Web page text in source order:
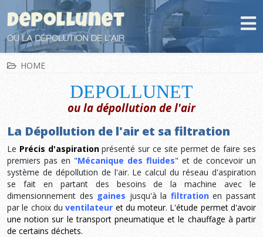
HOME
DEPOLLUNET
ou la dépollution de l'air
La Dépollution de l'air et sa filtration
Le Précis d'aspirationprésenté sur ce site permet de faire ses
premiers pas en "Mécanique des fluides" et de concevoir un
système de dépollution de l'air. Le calcul du réseau d'aspiration
se fait en partant des besoins de la machine avec le
dimensionnement des gaines jusqu'à la filtrationen passant
par le choix duventilateur et du moteur. L'étude permet d'avoir
une notion sur le transport pneumatique et le chauffage à partir
de certains déchets.